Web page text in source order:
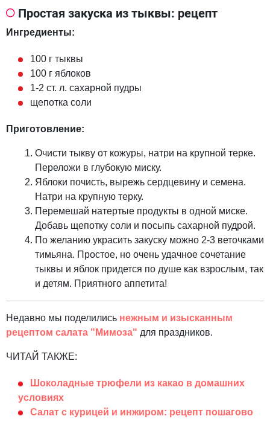
Простая закуска из тыквы: рецепт
Ингредиенты:
100 г тыквы
100 г яблоков
1-2 ст. л. сахарной пудры
щепотка соли
Приготовление:
Очисти тыкву от кожуры, натри на крупной терке.
Переложи в глубокую миску.
Яблоки почисть, вырежь сердцевину и семена.
Натри на крупную терку.
Перемешай натертые продукты в одной миске.
Добавь щепотку соли и посыпь сахарной пудрой.
По желанию украсить закуску можно 2-3 веточками
тимьяна. Простое, но очень удачное сочетание
тыквы и яблок придется по душе как взрослым, так
и детям. Приятного аппетита!
Недавно мы поделились нежным и изысканным
рецептом салата "Мимоза" для праздников.
ЧИТАЙ ТАКЖЕ:
Шоколадные трюфели из какао в домашних
условиях
Салат с курицей и инжиром: рецепт пошагово